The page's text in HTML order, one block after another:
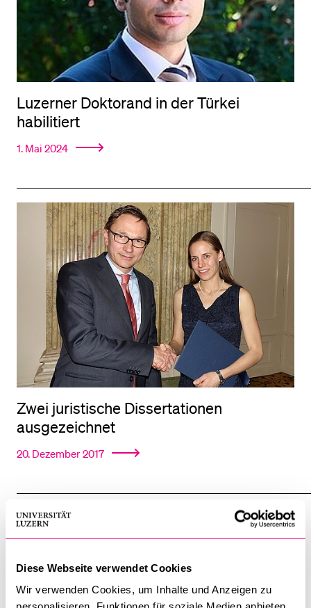
Diese Webseite verwendet Cookies
Wir verwenden Cookies, um Inhalte und Anzeigen zu
Luzerner Doktorand in der Türkei
habilitiert
1. Mai 2024
Zwei juristische Dissertationen
ausgezeichnet
20. Dezember 2017